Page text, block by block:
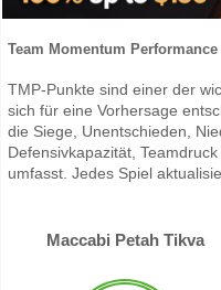
Team Momentum
TMP-Punkte sind einer der
sich für eine Vorhersage
die Siege, Unentschieden,
Defensivkapazität,
umfasst. Jedes Spiel
Maccabi Petah Tikva